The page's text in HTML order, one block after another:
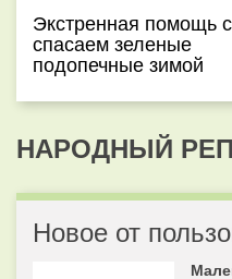
Экстренная помощь
спасаем зеленые
подопечные зимой
НАРОДНЫЙ
Новое от